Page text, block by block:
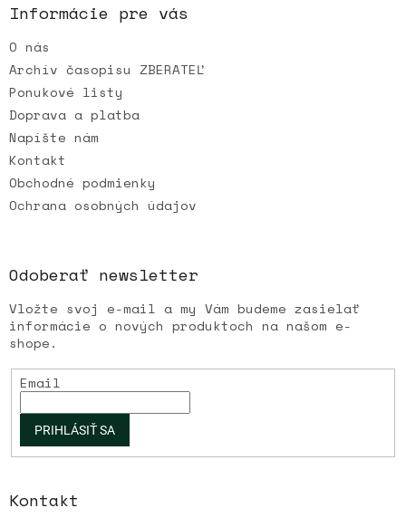
i
e
Informácie pre vás
O nás
Archív časopisu ZBERATEĽ
Ponukové listy
Doprava a platba
Napíšte nám
Kontakt
Obchodné podmienky
Ochrana osobných údajov
Odoberať newsletter
Vložte svoj e-mail a my Vám budeme zasielať
informácie o nových produktoch na našom e-
shope.
Email
PRIHLÁSIŤ SA
Kontakt